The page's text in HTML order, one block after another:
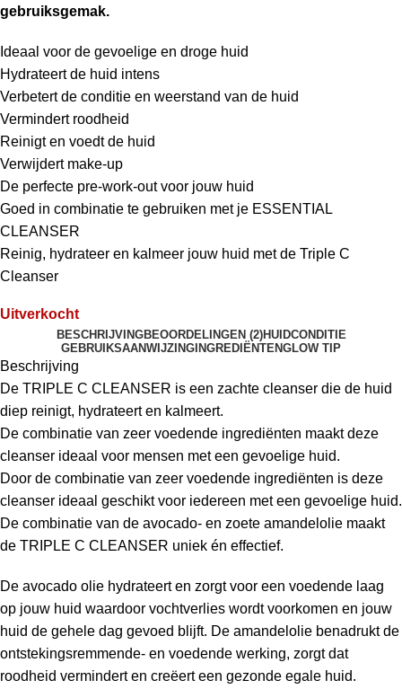
gebruiksgemak.
Ideaal voor de gevoelige en droge huid
Hydrateert de huid intens
Verbetert de conditie en weerstand van de huid
Vermindert roodheid
Reinigt en voedt de huid
Verwijdert make-up
De perfecte pre-work-out voor jouw huid
Goed in combinatie te gebruiken met je ESSENTIAL
CLEANSER
Reinig, hydrateer en kalmeer jouw huid met de Triple C
Cleanser
Uitverkocht
BESCHRIJVINGBEOORDELINGEN (2)HUIDCONDITIE
GEBRUIKSAANWIJZING INGREDIËNTENGLOW TIP
Beschrijving
De TRIPLE C CLEANSER is een zachte cleanser die de huid
diep reinigt, hydrateert en kalmeert.
De combinatie van zeer voedende ingrediënten maakt deze
cleanser ideaal voor mensen met een gevoelige huid.
Door de combinatie van zeer voedende ingrediënten is deze
cleanser ideaal geschikt voor iedereen met een gevoelige huid.
De combinatie van de avocado- en zoete amandelolie maakt
de TRIPLE C CLEANSER uniek én effectief.
De avocado olie hydrateert en zorgt voor een voedende laag
op jouw huid waardoor vochtverlies wordt voorkomen en jouw
huid de gehele dag gevoed blijft. De amandelolie benadrukt de
ontstekingsremmende- en voedende werking, zorgt dat
roodheid vermindert en creëert een gezonde egale huid.